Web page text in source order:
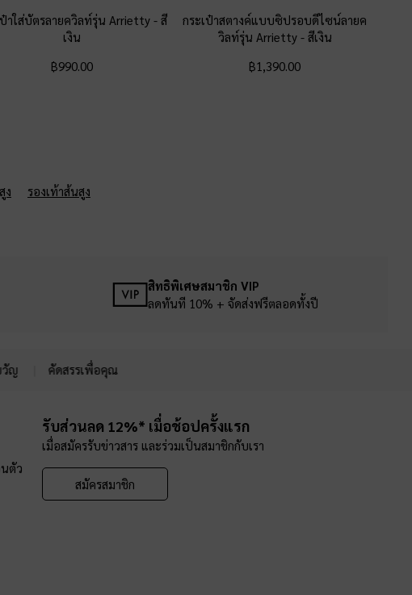
ป๋าใส่บัตรลายควิลท์รุ่น Arrietty-สี
เงิน
฿990.00
กระเป๋าสตางค์แบบซิปรอบดีไซน์ลายค
วิลท์รุ่น Arrietty - สีเงิน
฿1,390.00
ง รองเท้าส้นสูง
สิทธิพิเศษสมาชิก VIP
ลดทันที 10% + จัดส่งฟรีตลอดทั้งปี
วัญ คัดสรรเพื่อคุณ
ตัว
รับส่วนลด 12%* เมื่อช้อปครั้งแรก
เมื่อสมัครรับข่าวสาร และร่วมเป็นสมาชิกกับเรา
สมัครสมาชิก